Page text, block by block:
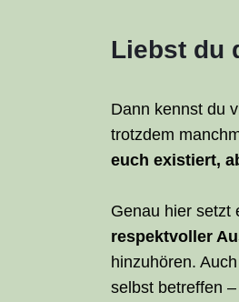
Liebst du
Dann kennst du
trotzdem
euch existiert,
Genau hier setzt
respektvoller
hinzuhören.
selbst betreffen